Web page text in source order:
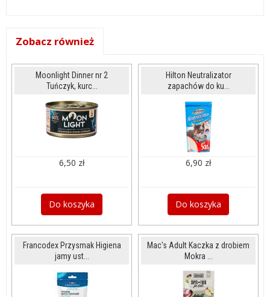
Zobacz również
Moonlight Dinner nr 2
Tuńczyk, kurc...
6,50 zł
Do koszyka
Hilton Neutralizator
zapachów do ku...
6,90 zł
Do koszyka
Francodex Przysmak Higiena
jamy ust...
Mac's Adult Kaczka z drobiem
Mokra ...